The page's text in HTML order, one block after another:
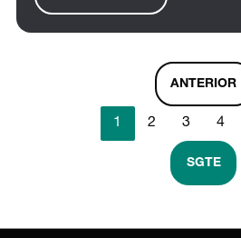
ANTERIOR
1 2 3 4
SGTE